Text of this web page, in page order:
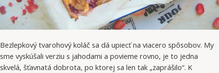
Bezlepkový tvarohový koláč sa dá upiecť na viacero spôsobov. My
sme vyskúšali verziu s jahodami a povieme rovno, je to jedna
skvelá, šťavnatá dobrota, po ktorej sa len tak „zaprášilo“. K